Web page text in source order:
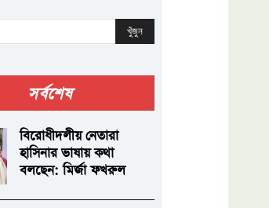
খুঁজুন
সর্বশেষ
বিরোধীদলীয় নেতারা
হাসিনার ভাষায় কথা
বলছেন: মির্জা ফখরুল